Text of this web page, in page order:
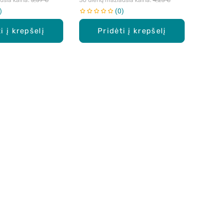
į krepšelį Pridėti į krepšelį
0